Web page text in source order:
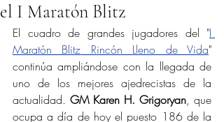
el I Maratón Blitz
El cuadro de grandes jugadores del "I
Maratón Blitz Rincón Lleno de Vida"
continúa ampliándose con la llegada de
uno de los mejores ajedrecistas de la
actualidad. GM Karen H. Grigoryan, que
ocupa a día de hoy el puesto 186 de la